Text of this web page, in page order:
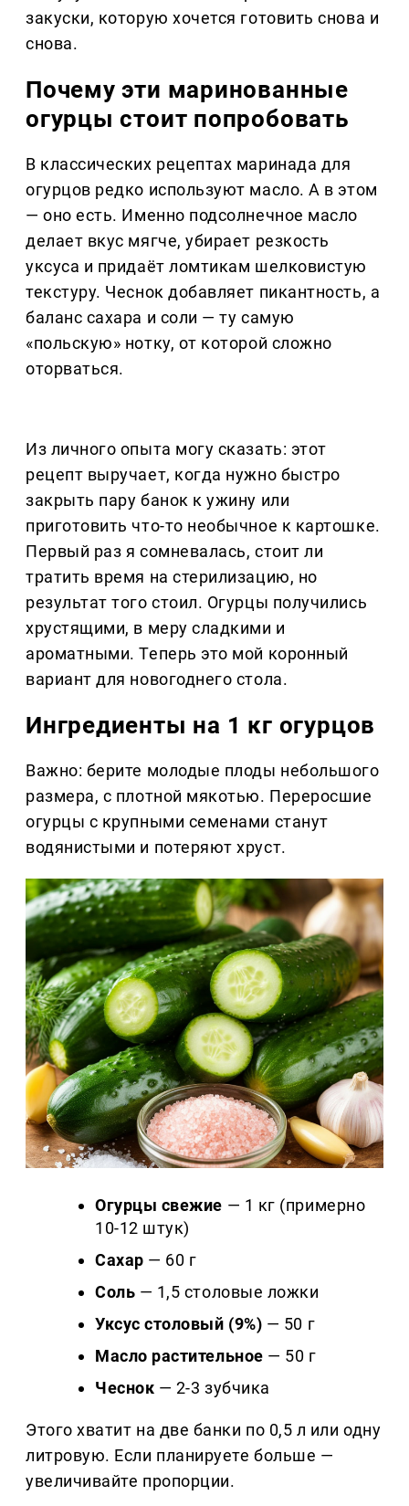
закуски, которую хочется готовить снова и
снова.
Почему эти маринованные
огурцы стоит попробовать
В классических рецептах маринада для
огурцов редко используют масло. А в этом
— оно есть. Именно подсолнечное масло
делает вкус мягче, убирает резкость
уксуса и придаёт ломтикам шелковистую
текстуру. Чеснок добавляет пикантность, а
баланс сахара и соли — ту самую
«польскую» нотку, от которой сложно
оторваться.
Из личного опыта могу сказать: этот
рецепт выручает, когда нужно быстро
закрыть пару банок к ужину или
приготовить что-то необычное к картошке.
Первый раз я сомневалась, стоит ли
тратить время на стерилизацию, но
результат того стоил. Огурцы получились
хрустящими, в меру сладкими и
ароматными. Теперь это мой коронный
вариант для новогоднего стола.
Ингредиенты на 1 кг огурцов
Важно: берите молодые плоды небольшого
размера, с плотной мякотью. Переросшие
огурцы с крупными семенами станут
водянистыми и потеряют хруст.
Огурцы свежие — 1 кг (примерно
10-12 штук)
Сахар — 60 г
Соль — 1,5 столовые ложки
Уксус столовый (9%) — 50 г
Масло растительное — 50 г
Чеснок — 2-3 зубчика
Этого хватит на две банки по 0,5 л или одну
литровую. Если планируете больше —
увеличивайте пропорции.